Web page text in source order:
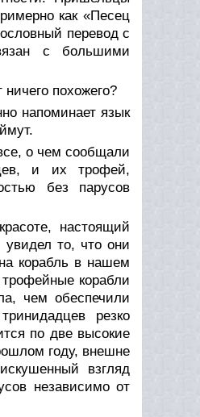
как «Песец
перевод с
с большими
похожего?
напоминает язык
о чем сообщали
и их трофей,
без парусов
настоящий
то, что они
корабль в нашем
корабли
чем обеспечили
резко
по две высокие
году, внешне
взгляд
независимо от